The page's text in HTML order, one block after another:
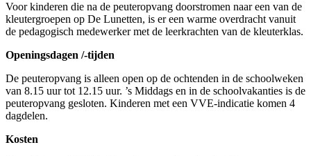
Voor kinderen die na de peuteropvang doorstromen naar een van de
kleutergroepen op De Lunetten, is er een warme overdracht vanuit
de pedagogisch medewerker met de leerkrachten van de kleuterklas.
Openingsdagen /-tijden
De peuteropvang is alleen open op de ochtenden in de schoolweken
van 8.15 uur tot 12.15 uur. ’s Middags en in de schoolvakanties is de
peuteropvang gesloten. Kinderen met een VVE-indicatie komen 4
dagdelen.
Kosten